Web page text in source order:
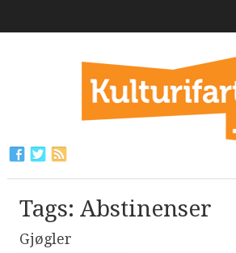
Tags: Abstinenser
Gjøgler